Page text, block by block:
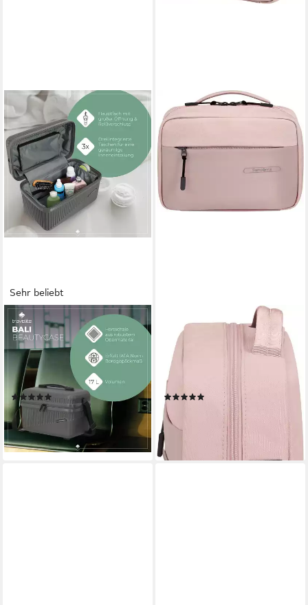
Sehr beliebt
TRAVELITE
Beautycase BALI
Kosmetikkoffer, mit
Aufsteckfunktion und
Organizer – ideal für Reise
und Alltag (29)
44,96 €
lieferbar - in 4-5 Werktagen bei dir
Kulturbeutel STACKD Toilet
Kit, 17 cm, Beautybox
Schminketui Kosmetikbox
Beauty-Bag zum Aufhängen
54,95 €
lieferbar - in 1-2 Werktagen bei dir